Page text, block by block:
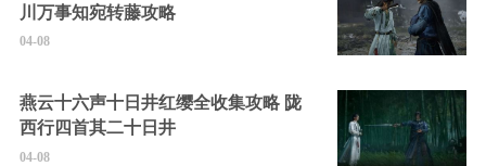
川万事知宛转藤攻略
04-08
燕云十六声十日井红缨全收集攻略 陇
西行四首其二十日井
04-08